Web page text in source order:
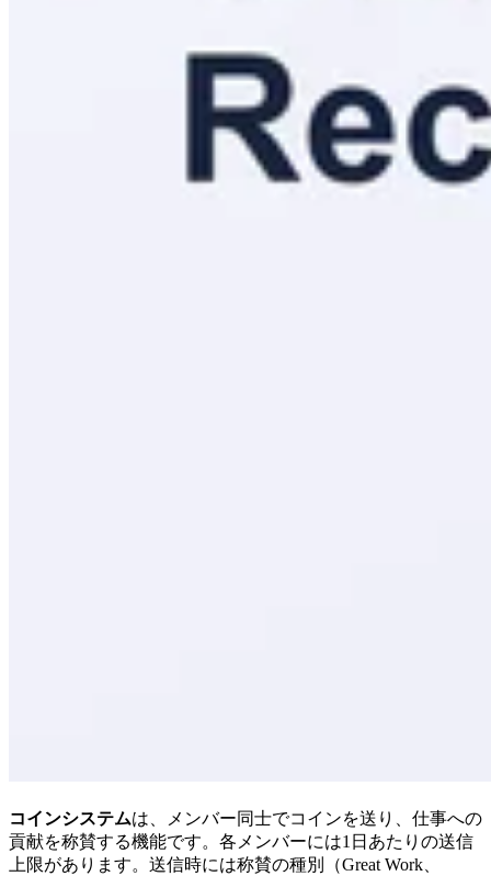
コインシステムは、メンバー同士でコインを送り、仕事への
貢献を称賛する機能です。各メンバーには1日あたりの送信
上限があります。送信時には称賛の種別（Great Work、